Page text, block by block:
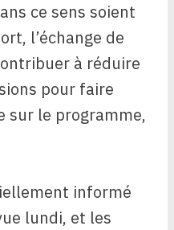
ce sens soient
l’échange de
à réduire
pour faire
sur le programme,
informé
lundi, et les